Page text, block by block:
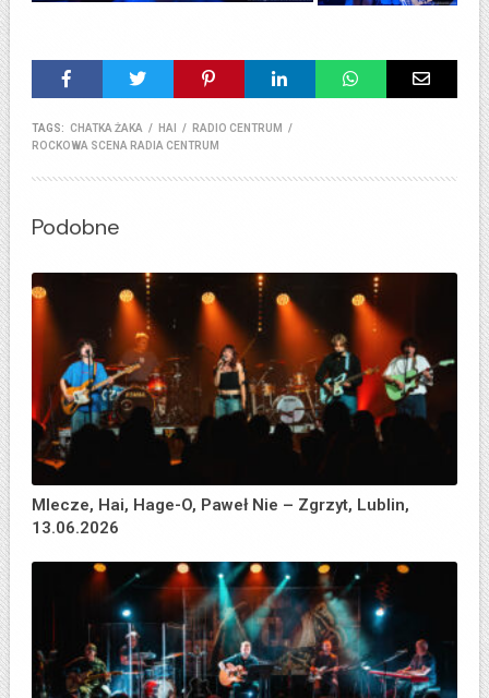
TAGS: CHATKA ŻAKA / HAI / RADIO CENTRUM
/
ROCKOWA SCENA RADIA CENTRUM
Podobne
Mlecze, Hai, Hage-O, Paweł Nie – Zgrzyt, Lublin,
13.06.2026